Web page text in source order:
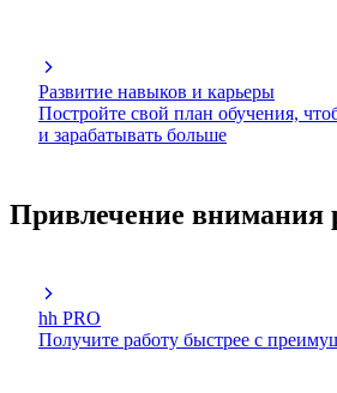
Развитие навыков и карьеры
Постройте свой план обучения,
и зарабатывать больше
Привлечение внимания
hh PRO
Получите работу быстрее с